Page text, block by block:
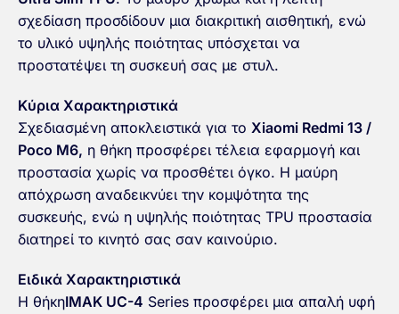
σχεδίαση προσδίδουν μια διακριτική αισθητική, ενώ
το υλικό υψηλής ποιότητας υπόσχεται να
προστατέψει τη συσκευή σας με στυλ.
Κύρια Χαρακτηριστικά
Σχεδιασμένη αποκλειστικά για το Xiaomi Redmi 13 /
Poco M6, η θήκη προσφέρει τέλεια εφαρμογή και
προστασία χωρίς να προσθέτει όγκο. Η μαύρη
απόχρωση αναδεικνύει την κομψότητα της
συσκευής, ενώ η υψηλής ποιότητας TPU προστασία
διατηρεί το κινητό σας σαν καινούριο.
Ειδικά Χαρακτηριστικά
Η θήκηIMAK UC-4 Series προσφέρει μια απαλή υφή